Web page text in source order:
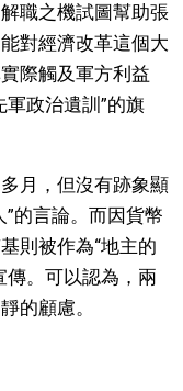
職之機試圖幫助張
對經濟改革這個大
際觸及軍方利益
政治遺訓”的旗
月，但沒有跡象顯
的言論。而因貨幣
則被作為“地主的
傳。可以認為，兩
的顧慮。